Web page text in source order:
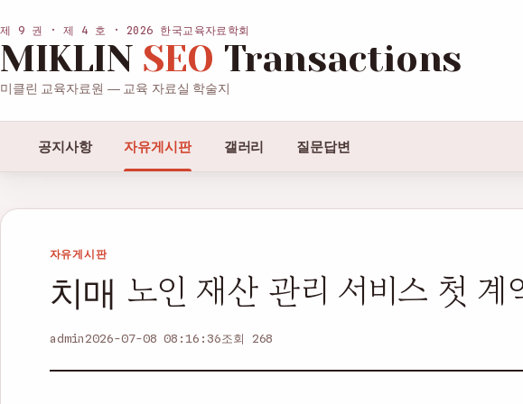
제 9 권 · 제 4 호 · 2026 한국교육자료학회
MIKLIN SEO Transactions
미클린 교육자료원 — 교육 자료실 학술지
공지사항 자유게시판 갤러리 질문답변
자유게시판
치매 노인 재산 관리 서비스 첫
admin2026-07-08 08:16:36조회 268